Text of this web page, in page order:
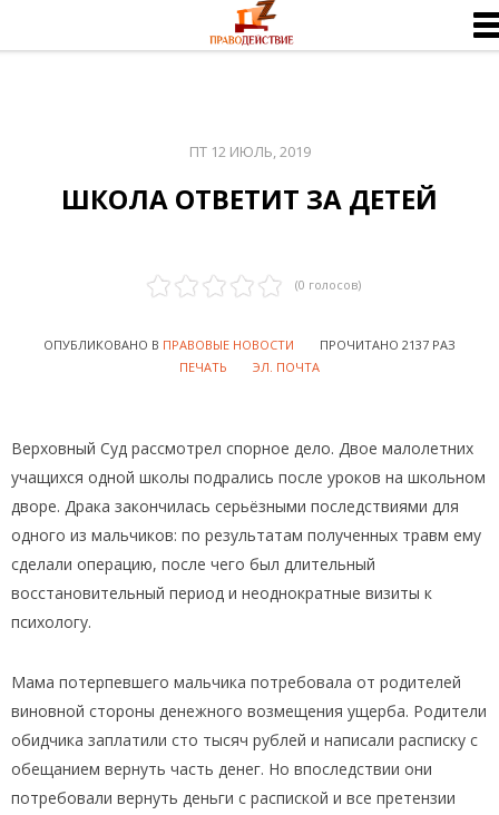
ПТ 12 ИЮЛЬ, 2019
ШКОЛА ОТВЕТИТ ЗА ДЕТЕЙ
(0 голосов)
ОПУБЛИКОВАНО В ПРАВОВЫЕ НОВОСТИ
ПРОЧИТАНО 2137 РАЗ
ПЕЧАТЬ
ЭЛ. ПОЧТА
Верховный Суд рассмотрел спорное дело. Двое малолетних
учащихся одной школы подрались после уроков на школьном
дворе. Драка закончилась серьёзными последствиями для
одного из мальчиков: по результатам полученных травм ему
сделали операцию, после чего был длительный
восстановительный период и неоднократные визиты к
психологу.
Мама потерпевшего мальчика потребовала от родителей
виновной стороны денежного возмещения ущерба. Родители
обидчика заплатили сто тысяч рублей и написали расписку с
обещанием вернуть часть денег. Но впоследствии они
потребовали вернуть деньги с распиской и все претензии